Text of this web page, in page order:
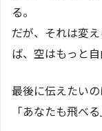
る。
だが、それは変
ば、空はもっと自
最後に伝えたいの
「あなたも飛べ